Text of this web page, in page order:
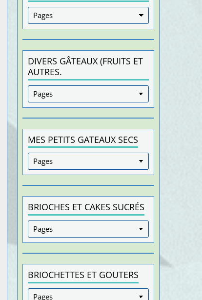
DIVERS GÂTEAUX (FRUITS ET
AUTRES.
MES PETITS GATEAUX SECS
BRIOCHES ET CAKES SUCRÉS
BRIOCHETTES ET GOUTERS